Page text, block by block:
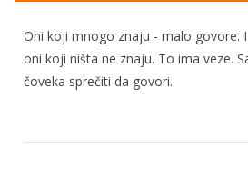
Oni koji mnogo znaju - malo govore.
oni koji ništa ne znaju. To ima veze.
čoveka sprečiti da govori.